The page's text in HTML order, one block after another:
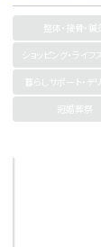
整体・接骨・鍼
ショッピング・ライフ
暮らしサポート・デ
冠婚葬祭